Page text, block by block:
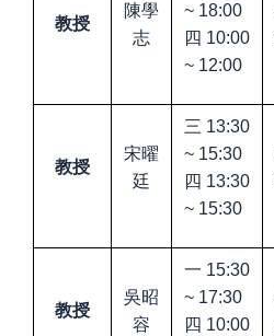
教授
陳學
志
~ 18:00
四 10:00
~ 12:00
教授
宋曜
廷
三 13:30
~ 15:30
四 13:30
~ 15:30
教授
吳昭
容
一 15:30
~ 17:30
四 10:00